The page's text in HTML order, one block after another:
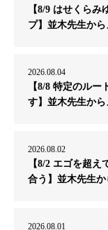
【8/9 はせくら
プ】並木先生から
2026.08.04
【8/8 特定のル
す】並木先生から
2026.08.02
【8/2 エゴを超
合う】並木先生か
2026.08.01